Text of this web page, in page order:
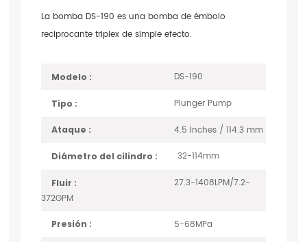
La bomba DS-190 es una bomba de émbolo
reciprocante triplex de simple efecto.
Modelo : DS-190
Tipo : Plunger Pump
Ataque : 4.5 Inches / 114.3 mm
Diámetro del cilindro : 32-114mm
Fluir :
27.3-1408LPM/7.2-
372GPM
Presión : 5-68MPa